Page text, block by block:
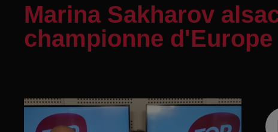
Marina Sakharov
championne d'Europe